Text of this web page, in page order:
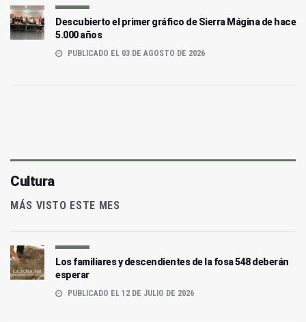
Descubierto el primer gráfico de Sierra Mágina de hace
5.000 años
PUBLICADO EL 03 DE AGOSTO DE 2026
Cultura
MÁS VISTO ESTE MES
Los familiares y descendientes de la fosa 548 deberán
esperar
PUBLICADO EL 12 DE JULIO DE 2026